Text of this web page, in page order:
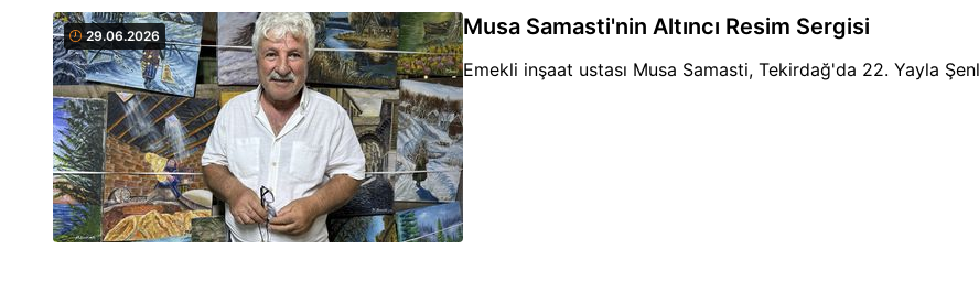
29.06.2026 Musa Samasti'nin Altıncı Resim Sergisi
Emekli inşaat ustası Musa Samasti, Tekirdağ'da 22. Yayla